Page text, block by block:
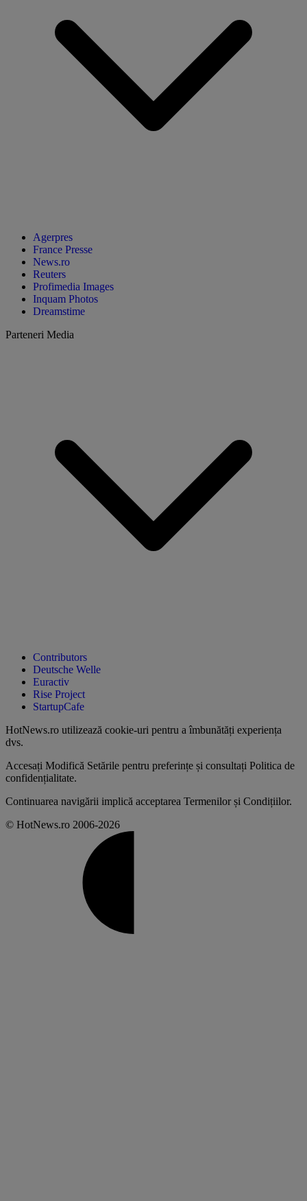
Agerpres
France Presse
News.ro
Reuters
Profimedia Images
Inquam Photos
Dreamstime
Parteneri Media
Contributors
Deutsche Welle
Euractiv
Rise Project
StartupCafe
HotNews.ro utilizează cookie-uri pentru a îmbunătăți experiența
dvs.
Accesați Modifică Setările pentru preferințe și consultați Politica de
confidențialitate.
Continuarea navigării implică acceptarea Termenilor și Condițiilor.
© HotNews.ro 2006-2026